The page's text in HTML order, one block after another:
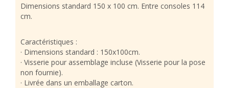
Dimensions standard 150 x 100 cm. Entre consoles 114
cm.
Caractéristiques :
· Dimensions standard : 150x100cm.
· Visserie pour assemblage incluse (Visserie pour la pose
non fournie).
· Livrée dans un emballage carton.